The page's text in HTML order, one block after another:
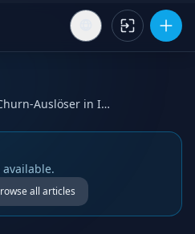
Die versteckten Churn‑Auslöser in Ihrer Phone‑Step‑Authentifizierung
all articles